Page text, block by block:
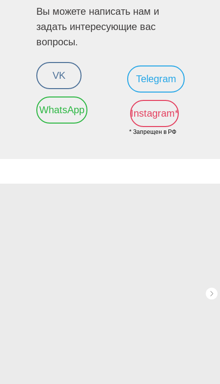
Instagram*
* Запрещен в РФ
Вы можете написать нам и
задать интересующие вас
вопросы.
VK
WhatsApp
Telegram